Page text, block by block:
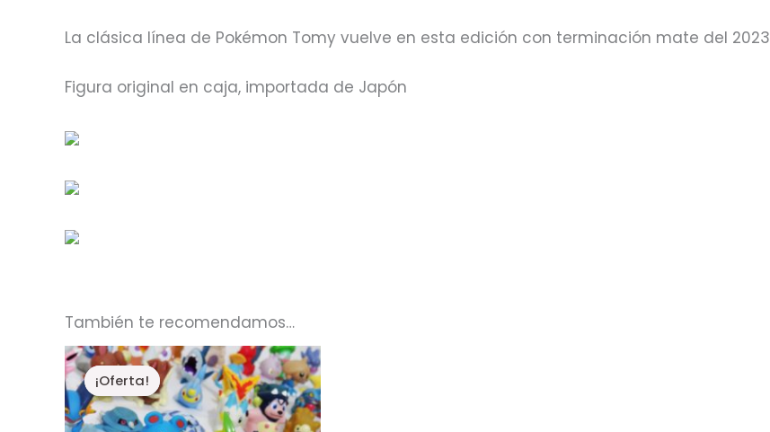
La clásica línea de Pokémon Tomy vuelve en esta edición con terminación mate del 2023
Figura original en caja, importada de Japón
También te recomendamos…
¡Oferta!
¡Oferta!
El
precio
original
era:
$8.580,00.
El
precio
actual
es:
$7.800,00.